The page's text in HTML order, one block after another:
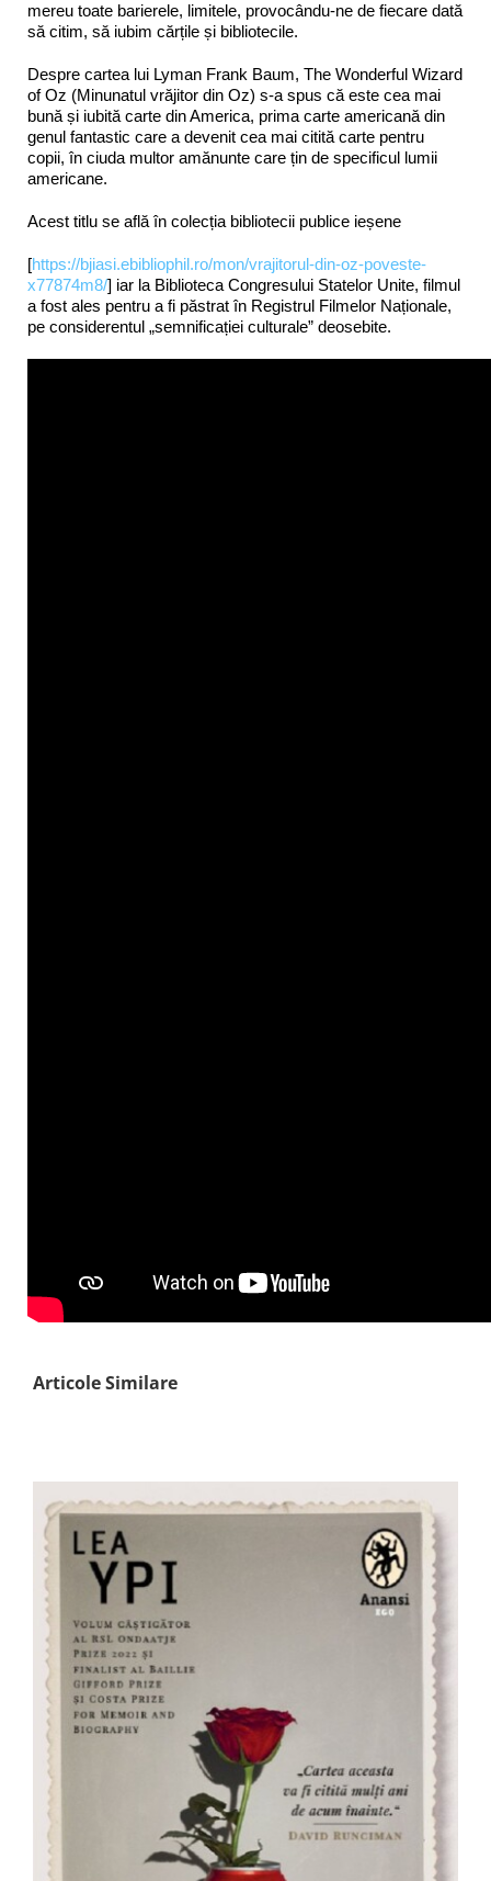
mereu toate barierele, limitele, provocându-ne de fiecare dată
să citim, să iubim cărțile și bibliotecile.
Despre cartea lui Lyman Frank Baum, The Wonderful Wizard
of Oz (Minunatul vrăjitor din Oz) s-a spus că este cea mai
bună și iubită carte din America, prima carte americană din
genul fantastic care a devenit cea mai citită carte pentru
copii, în ciuda multor amănunte care țin de specificul lumii
americane.
Acest titlu se află în colecția bibliotecii publice ieșene
[https://bjiasi.ebibliophil.ro/mon/vrajitorul-din-oz-poveste-
x77874m8/] iar la Biblioteca Congresului Statelor Unite, filmul
a fost ales pentru a fi păstrat în Registrul Filmelor Naționale,
pe considerentul „semnificației culturale” deosebite.
Articole Similare